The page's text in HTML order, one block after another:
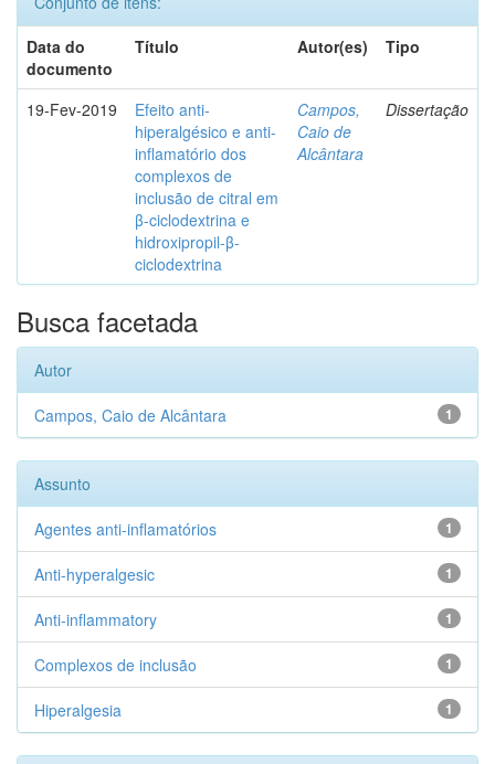
Data do
documento
Título Autor(es) Tipo
19-Fev-2019
Efeito anti-
hiperalgésico e anti-
inflamatório dos
complexos de
inclusão de citral em
β-ciclodextrina e
hidroxipropil-β-
ciclodextrina
Campos,
Caio de
Alcântara
Dissertação
Busca facetada
Autor
1
Campos, Caio de Alcântara
Assunto
1
Agentes anti-inflamatórios
1
Anti-hyperalgesic
1
Anti-inflammatory
1
Complexos de inclusão
1
Hiperalgesia